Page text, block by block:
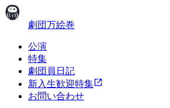
劇団万絵巻
公演
特集
劇団員日記
新入生歓迎特集
お問い合わせ